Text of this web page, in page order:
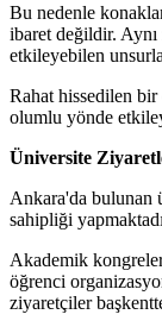
Bu nedenle
ibaret değildir.
etkileyebilen
Rahat hissedilen
olumlu yönde
Üniversite
Ankara'da bulunan
sahipliği
Akademik
öğrenci
ziyaretçiler